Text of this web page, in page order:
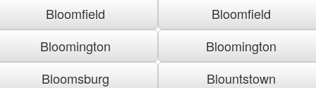
Bloomfield
Bloomfield
Bloomington
Bloomington
Bloomsburg
Blountstown